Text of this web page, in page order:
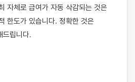
자체로 급여가 자동 삭감되는 것은
한도가 있습니다. 정확한 것은
드립니다.